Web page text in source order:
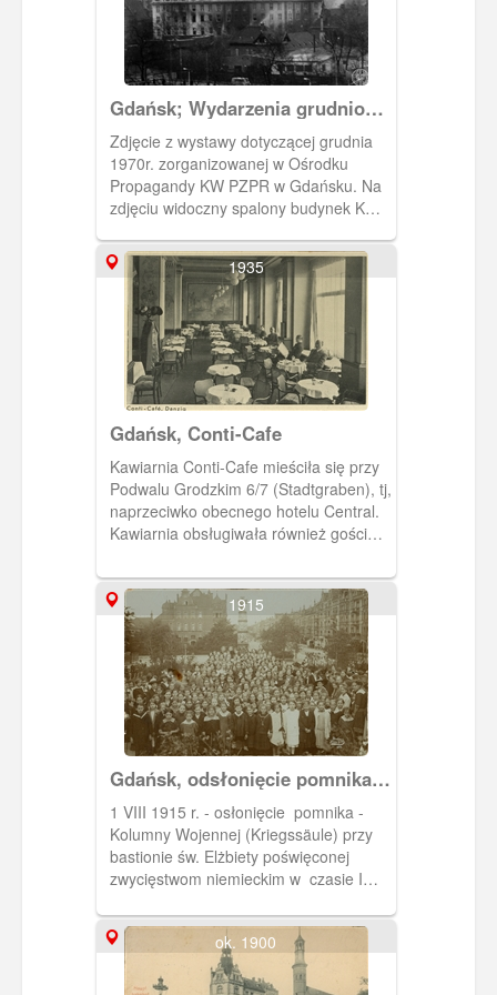
Gdańsk; Wydarzenia grudniowe
1970 r. na terenie miast
wybrzeża gdańskiego.
Zdjęcie z wystawy dotyczącej grudnia
1970r. zorganizowanej w Ośrodku
Propagandy KW PZPR w Gdańsku. Na
zdjęciu widoczny spalony budynek KW
ul. Wały Jagiellońskie. Zakaz
kopiowania, zasób dostępny w zbiorach
IPN, sygnatura: IPNGd-12-2-2-187
1935
Gdańsk, Conti-Cafe
Kawiarnia Conti-Cafe mieściła się przy
Podwalu Grodzkim 6/7 (Stadtgraben), tj,
naprzeciwko obecnego hotelu Central.
Kawiarnia obsługiwała również gości
serwowała śniadania, obiady i kolacje,
kuchnia wiedeńska i warszawska.
1915
Gdańsk, odsłonięcie pomnika
przy bastionie św. Elżbiety
1 VIII 1915 r. - osłonięcie pomnika -
Kolumny Wojennej (Kriegssäule) przy
bastionie św. Elżbiety poświęconej
zwycięstwom niemieckim w czasie I
ok. 1900